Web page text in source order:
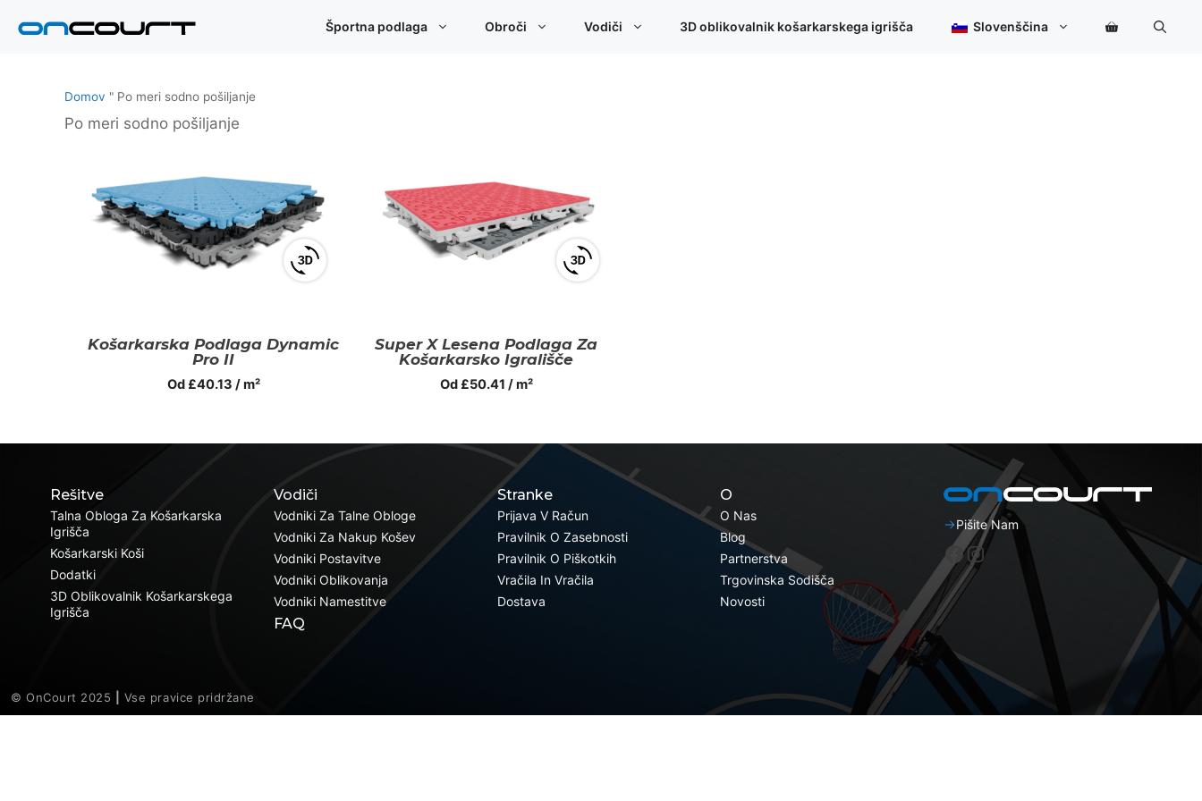
Športna podlaga Obroči Vodiči 3D oblikovalnik košarkarskega igrišča Slovenščina
Domov " Po meri sodno pošiljanje
Po meri sodno pošiljanje
View
viewer
Košarkarska Podlaga Dynamic
Pro II
Od £40.13 / m²
View
viewer
Super X Lesena Podlaga Za
Košarkarsko Igrališče
Od £50.41 / m²
Rešitve
Talna Obloga Za Košarkarska
Igrišča
Košarkarski Koši
Dodatki
3D Oblikovalnik Košarkarskega
Igrišča
Vodiči
Vodniki Za Talne Obloge
Vodniki Za Nakup Košev
Vodniki Postavitve
Vodniki Oblikovanja
Vodniki Namestitve
FAQ
Stranke
Prijava V Račun
Pravilnik O Zasebnosti
Pravilnik O Piškotkih
Vračila In Vračila
Dostava
O
O Nas
Blog
Partnerstva
Trgovinska Sodišča
Novosti
Pišite Nam
Facebook
Instagram
© OnCourt 2025 Vse pravice pridržane